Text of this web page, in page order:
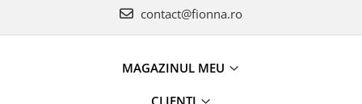
contact@fionna.ro
MAGAZINUL MEU
CLIENTI